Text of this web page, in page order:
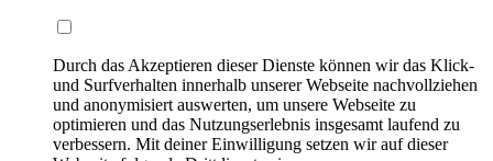
Durch das Akzeptieren dieser Dienste können wir das Klick-
und Surfverhalten innerhalb unserer Webseite nachvollziehen
und anonymisiert auswerten, um unsere Webseite zu
optimieren und das Nutzungserlebnis insgesamt laufend zu
verbessern. Mit deiner Einwilligung setzen wir auf dieser